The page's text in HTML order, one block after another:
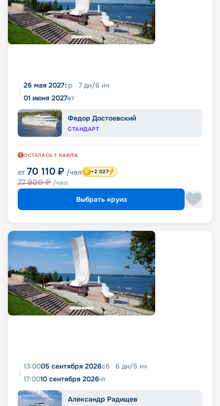
26 мая 2027ср 7 дн/6 нч
01 июня 2027вт
Федор Достоевский
СТАНДАРТ
ОСТАЛАСЬ 1 КАЮТА
от 70 110 ₽ /чел
77 900₽ /чел
+2 027
Выбрать круиз
13:0005 сентября 2026сб 6 дн/5 нч
17:0010 сентября 2026чт
Александр Радищев